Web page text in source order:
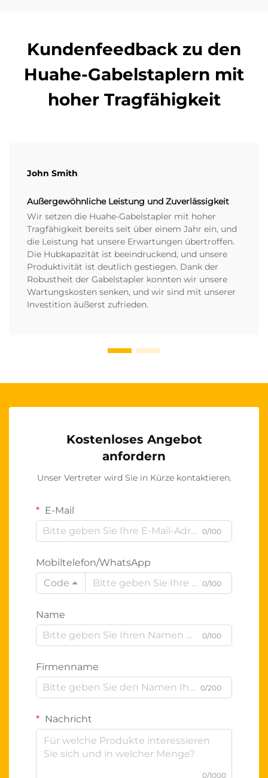
Kundenfeedback zu den
Huahe-Gabelstaplern mit
hoher Tragfähigkeit
John Smith
Außergewöhnliche Leistung und Zuverlässigkeit
Wir setzen die Huahe-Gabelstapler mit hoher
Tragfähigkeit bereits seit über einem Jahr ein, und
die Leistung hat unsere Erwartungen übertroffen.
Die Hubkapazität ist beeindruckend, und unsere
Produktivität ist deutlich gestiegen. Dank der
Robustheit der Gabelstapler konnten wir unsere
Wartungskosten senken, und wir sind mit unserer
Investition äußerst zufrieden.
Kostenloses Angebot
anfordern
Unser Vertreter wird Sie in Kürze kontaktieren.
E-Mail
0/100
Mobiltelefon/WhatsApp
Code
0/100
Name
0/100
Firmenname
0/200
Nachricht
0/1000